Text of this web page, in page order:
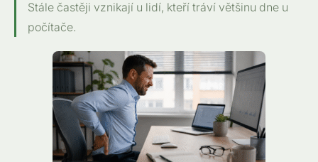
Stále častěji vznikají u lidí, kteří tráví většinu dne u
počítače.